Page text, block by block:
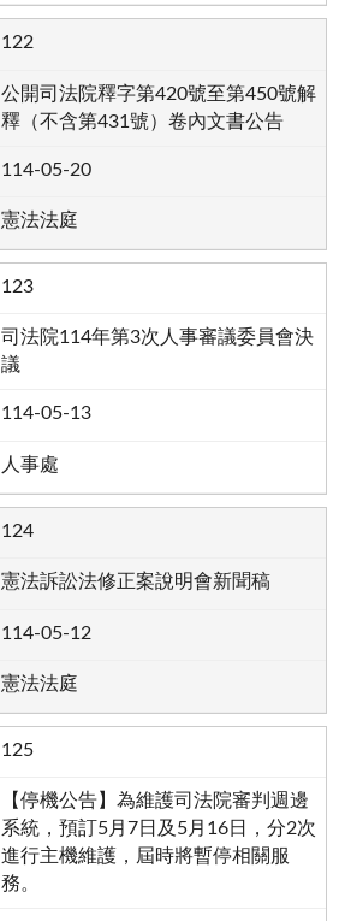
122
公開司法院釋字第420號至第450號解
釋（不含第431號）卷內文書公告
114-05-20
憲法法庭
123
司法院114年第3次人事審議委員會決
議
114-05-13
人事處
124
憲法訴訟法修正案說明會新聞稿
114-05-12
憲法法庭
125
【停機公告】為維護司法院審判週邊
系統，預訂5月7日及5月16日，分2次
進行主機維護，屆時將暫停相關服
務。